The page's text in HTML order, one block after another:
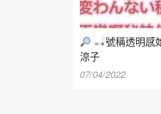
號稱透明感
涼子
07/04/2022